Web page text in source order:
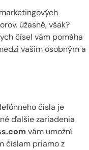
úžasné, však?
čísel vám pomáha
vašim osobným a
čísla je
ďalšie zariadenia
vám umožní
číslam priamo z